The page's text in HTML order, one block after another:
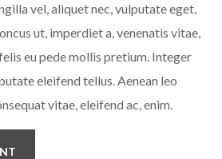
vel, aliquet nec, vulputate eget,
ut, imperdiet a, venenatis vitae,
eu pede mollis pretium. Integer
eleifend tellus. Aenean leo
vitae, eleifend ac, enim.